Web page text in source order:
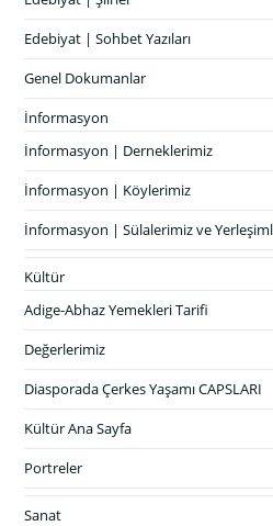
Edebiyat | Sohbet Yazıları
Genel Dokumanlar
İnformasyon
İnformasyon | Derneklerimiz
İnformasyon | Köylerimiz
İnformasyon | Sülalerimiz ve
Kültür
Adige-Abhaz Yemekleri Tarifi
Değerlerimiz
Diasporada Çerkes Yaşamı CAPSLARI
Kültür Ana Sayfa
Portreler
Sanat